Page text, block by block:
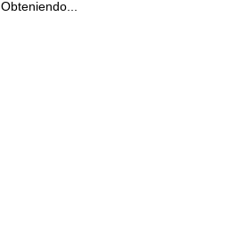
Obteniendo...